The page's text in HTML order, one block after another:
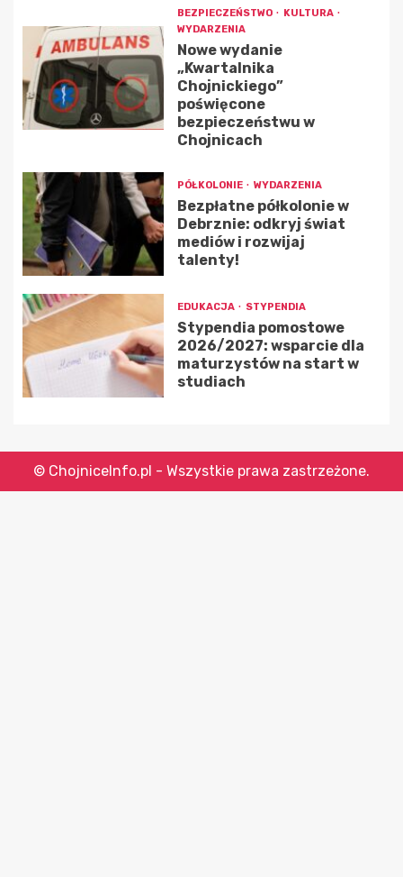
BEZPIECZEŃSTWO
KULTURA
WYDARZENIA
Nowe wydanie
„Kwartalnika
Chojnickiego”
poświęcone
bezpieczeństwu w
Chojnicach
PÓŁKOLONIE WYDARZENIA
Bezpłatne półkolonie w
Debrznie: odkryj świat
mediów i rozwijaj
talenty!
EDUKACJA STYPENDIA
Stypendia pomostowe
2026/2027: wsparcie dla
maturzystów na start w
studiach
© ChojniceInfo.pl - Wszystkie prawa zastrzeżone.